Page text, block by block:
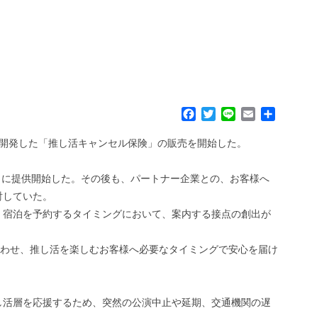
c
o
k
i
e
した「推し活キャンセル保険」の販売を開始した。
提供開始した。その後も、パートナー企業との、お客様へ
ていた。
泊を予約するタイミングにおいて、案内する接点の創出が
せ、推し活を楽しむお客様へ必要なタイミングで安心を届け
層を応援するため、突然の公演中止や延期、交通機関の遅